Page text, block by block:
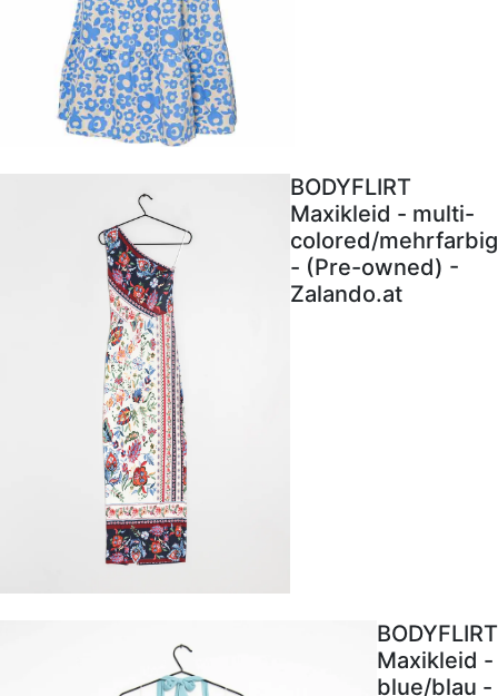
BODYFLIRT
Maxikleid - multi-
colored/mehrfarbig
- (Pre-owned) -
Zalando.at
BODYFLIRT
Maxikleid -
blue/blau -